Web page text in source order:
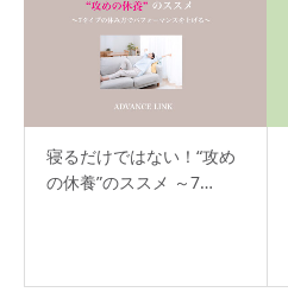
寝るだけではない！“攻め
の休養”のススメ ～7…